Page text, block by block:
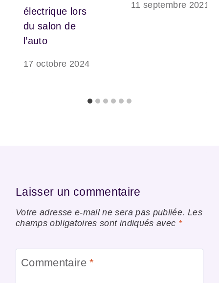
électrique lors
du salon de
l’auto
17 octobre 2024
11 septembre 2021
Laisser un commentaire
Votre adresse e-mail ne sera pas publiée. Les
champs obligatoires sont indiqués avec *
Commentaire*